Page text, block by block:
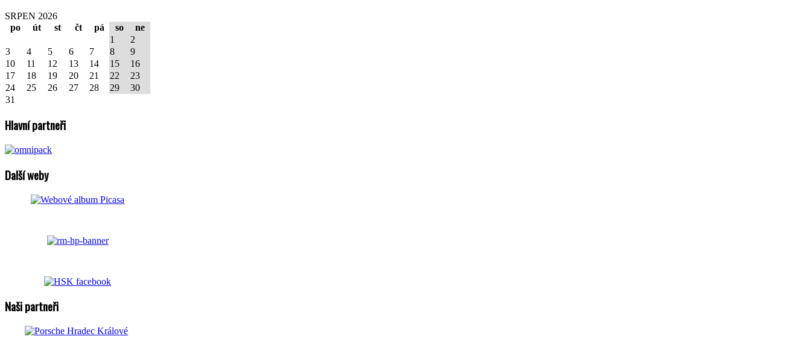
SRPEN 2026
po
út st čt pá so
ne
1
2
3
4 5 6 7 8
9
10
11 12 13 14 15
16
17
18 19 20 21 22
23
24
25 26 27 28 29
30
31
Hlavní partneři
Další weby
Naši partneři